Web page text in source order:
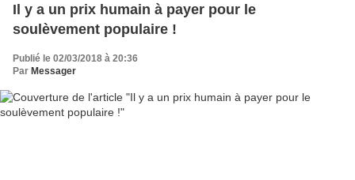
Il y a un prix humain à payer pour le
soulèvement populaire !
Publié le 02/03/2018 à 20:36
Par Messager